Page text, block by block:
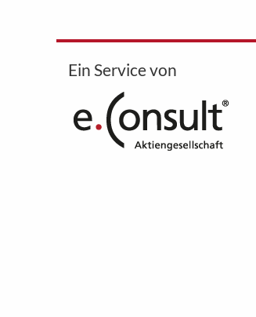
Ein Service von